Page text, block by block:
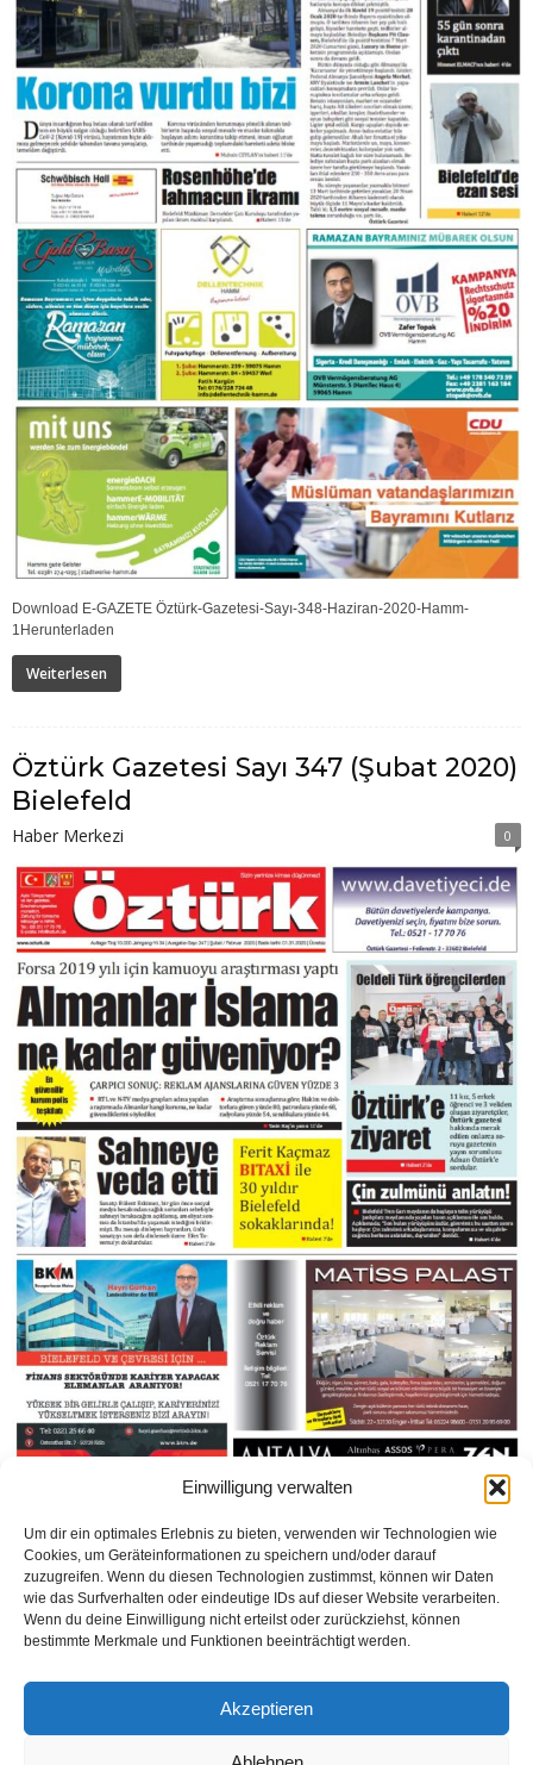
Einwilligung verwalten
Um dir ein optimales Erlebnis zu bieten, verwenden wir Technologien wie
Cookies, um Geräteinformationen zu speichern und/oder darauf
zuzugreifen. Wenn du diesen Technologien zustimmst, können wir Daten
wie das Surfverhalten oder eindeutige IDs auf dieser Website verarbeiten.
Wenn du deine Einwilligung nicht erteilst oder zurückziehst, können
bestimmte Merkmale und Funktionen beeinträchtigt werden.
Akzeptieren
Download E-GAZETE Öztürk-Gazetesi-Sayı-348-Haziran-2020-Hamm-
1Herunterladen
Weiterlesen
Öztürk Gazetesi Sayı 347 (Şubat 2020)
Bielefeld
Haber Merkezi 0
Weiterlesen